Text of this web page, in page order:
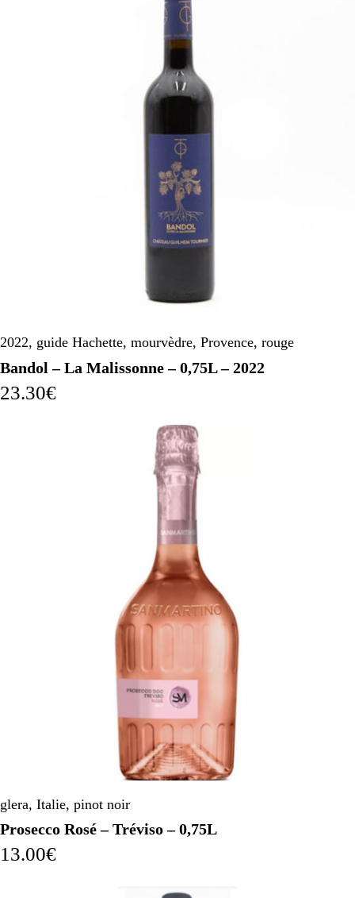
2022, guide Hachette, mourvèdre, Provence, rouge
Bandol – La Malissonne – 0,75L – 2022
23.30€
glera, Italie, pinot noir
Prosecco Rosé – Tréviso – 0,75L
13.00€